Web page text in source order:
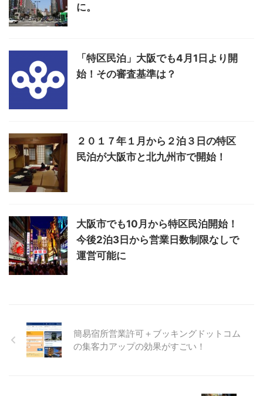
に。
「特区民泊」大阪でも4月1日より開
始！その審査基準は？
２０１７年１月から２泊３日の特区
民泊が大阪市と北九州市で開始！
大阪市でも10月から特区民泊開始！
今後2泊3日から営業日数制限なしで
運営可能に
簡易宿所営業許可＋ブッキングドットコム
の集客力アップの効果がすごい！